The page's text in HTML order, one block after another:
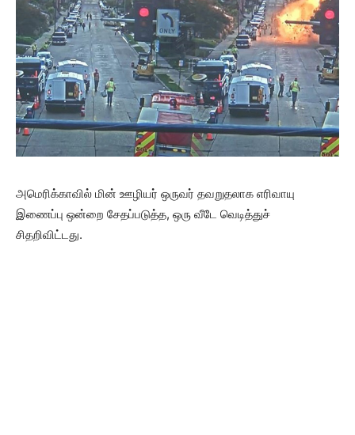
அமெரிக்காவில் மின் ஊழியர் ஒருவர் தவறுதலாக எரிவாயு
இணைப்பு ஒன்றை சேதப்படுத்த, ஒரு வீடே வெடித்துச்
சிதறிவிட்டது.